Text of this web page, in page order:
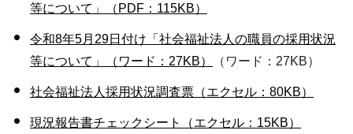
等について」（PDF：115KB）
令和8年5月29日付け「社会福祉法人の職員の採用状況
等について」（ワード：27KB）
（ワード：27KB）
社会福祉法人採用状況調査票（エクセル：80KB）
現況報告書チェックシート（エクセル：15KB）